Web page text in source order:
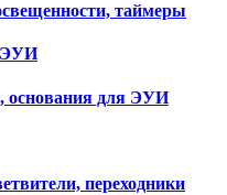
таймеры
ЭУИ
основания для ЭУИ
переходники